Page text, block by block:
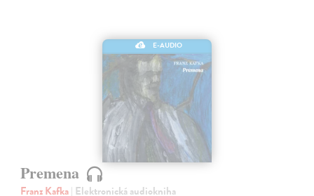
E-AUDIO
Premena
Franz Kafka| Elektronická audiokniha